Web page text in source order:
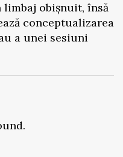
obișnuit, însă
conceptualizarea
a unei sesiuni